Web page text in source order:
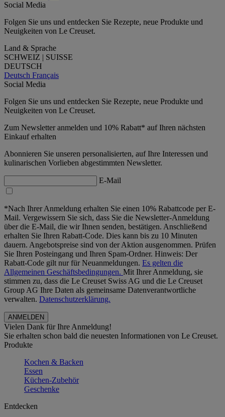
Social Media
Folgen Sie uns und entdecken Sie Rezepte, neue Produkte und
Neuigkeiten von Le Creuset.
Land & Sprache
SCHWEIZ | SUISSE
DEUTSCH
Deutsch Français
Social Media
Folgen Sie uns und entdecken Sie Rezepte, neue Produkte und
Neuigkeiten von Le Creuset.
Zum Newsletter anmelden und 10% Rabatt* auf Ihren nächsten
Einkauf erhalten
Abonnieren Sie unseren personalisierten, auf Ihre Interessen und
kulinarischen Vorlieben abgestimmten Newsletter.
E-Mail
*Nach Ihrer Anmeldung erhalten Sie einen 10% Rabattcode per E-
Mail. Vergewissern Sie sich, dass Sie die Newsletter-Anmeldung
über die E-Mail, die wir Ihnen senden, bestätigen. Anschließend
erhalten Sie Ihren Rabatt-Code. Dies kann bis zu 10 Minuten
dauern. Angebotspreise sind von der Aktion ausgenommen. Prüfen
Sie Ihren Posteingang und Ihren Spam-Ordner. Hinweis: Der
Rabatt-Code gilt nur für Neuanmeldungen. Es gelten die
Allgemeinen Geschäftsbedingungen. Mit Ihrer Anmeldung, sie
stimmen zu, dass die Le Creuset Swiss AG und die Le Creuset
Group AG Ihre Daten als gemeinsame Datenverantwortliche
verwalten. Datenschutzerklärung.
Vielen Dank für Ihre Anmeldung!
Sie erhalten schon bald die neuesten Informationen von Le Creuset.
Produkte
Kochen & Backen
Essen
Küchen-Zubehör
Geschenke
Entdecken